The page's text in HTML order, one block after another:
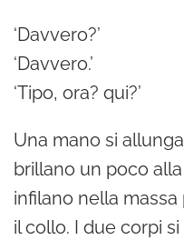
‘Davvero?’
‘Davvero.’
‘Tipo, ora? qui?’
Una mano si
brillano un poco
infilano nella
il collo. I due corpi